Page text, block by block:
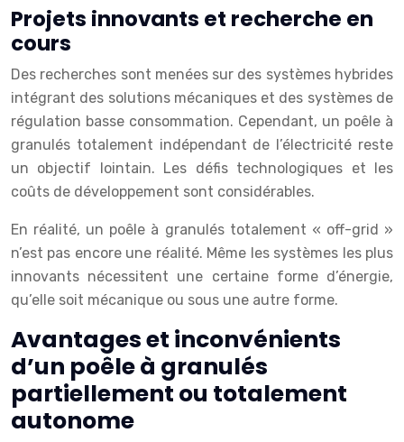
Projets innovants et recherche en
cours
Des recherches sont menées sur des systèmes hybrides
intégrant des solutions mécaniques et des systèmes de
régulation basse consommation. Cependant, un poêle à
granulés totalement indépendant de l’électricité reste
un objectif lointain. Les défis technologiques et les
coûts de développement sont considérables.
En réalité, un poêle à granulés totalement « off-grid »
n’est pas encore une réalité. Même les systèmes les plus
innovants nécessitent une certaine forme d’énergie,
qu’elle soit mécanique ou sous une autre forme.
Avantages et inconvénients
d’un poêle à granulés
partiellement ou totalement
autonome